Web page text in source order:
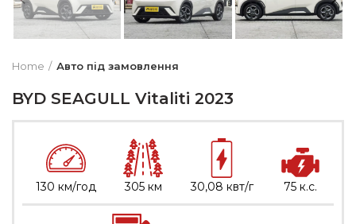
Home Авто під замовлення
BYD SEAGULL Vitaliti 2023
130 км/год 305 км 30,08 квт/г 75 к.с.